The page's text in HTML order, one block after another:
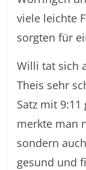
viele leichte
sorgten für
Willi tat sich
Theis sehr
Satz mit
merkte man
sondern
gesund und